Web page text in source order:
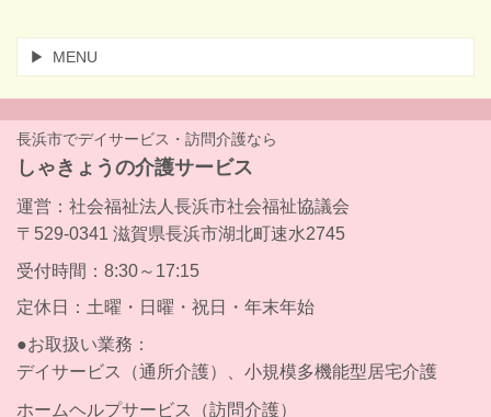
MENU
長浜市でデイサービス・訪問介護なら
しゃきょうの介護サービス
運営：社会福祉法人長浜市社会福祉協議会
〒529-0341 滋賀県長浜市湖北町速水2745
受付時間：8:30～17:15
定休日：土曜・日曜・祝日・年末年始
●お取扱い業務：
デイサービス（通所介護）、小規模多機能型居宅介護
ホームヘルプサービス（訪問介護）